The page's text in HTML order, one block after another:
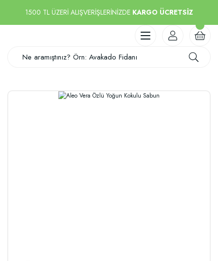
1500 TL ÜZERİ ALIŞVERİŞLERİNİZDE KARGO ÜCRETSİZ